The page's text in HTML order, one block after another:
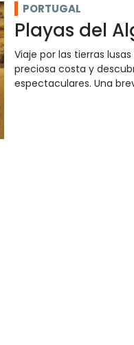
PORTUGAL
Playas del
Viaje por las tierras
preciosa costa y
espectaculares. Una